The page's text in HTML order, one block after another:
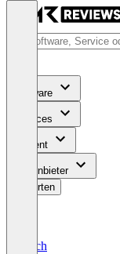
Software
Services
Content
Für Anbieter
Bewerten
Deutsch